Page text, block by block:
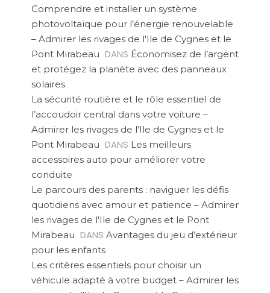
Comprendre et installer un système
photovoltaïque pour l’énergie renouvelable
– Admirer les rivages de l'Ile de Cygnes et le
Pont Mirabeau DANS Économisez de l’argent
et protégez la planète avec des panneaux
solaires
La sécurité routière et le rôle essentiel de
l’accoudoir central dans votre voiture –
Admirer les rivages de l'Ile de Cygnes et le
Pont Mirabeau DANS Les meilleurs
accessoires auto pour améliorer votre
conduite
Le parcours des parents : naviguer les défis
quotidiens avec amour et patience – Admirer
les rivages de l'Ile de Cygnes et le Pont
Mirabeau DANS Avantages du jeu d’extérieur
pour les enfants
Les critères essentiels pour choisir un
véhicule adapté à votre budget – Admirer les